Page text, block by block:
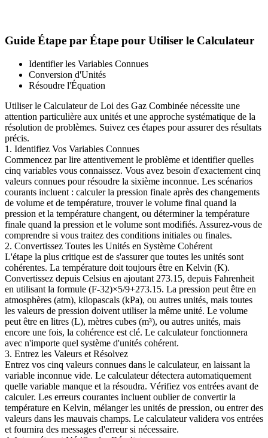
Guide Étape par Étape pour Utiliser le Calculateur
Identifier les Variables Connues
Conversion d'Unités
Résoudre l'Équation
Utiliser le Calculateur de Loi des Gaz Combinée nécessite une
attention particulière aux unités et une approche systématique de la
résolution de problèmes. Suivez ces étapes pour assurer des résultats
précis.
1. Identifiez Vos Variables Connues
Commencez par lire attentivement le problème et identifier quelles
cinq variables vous connaissez. Vous avez besoin d'exactement cinq
valeurs connues pour résoudre la sixième inconnue. Les scénarios
courants incluent : calculer la pression finale après des changements
de volume et de température, trouver le volume final quand la
pression et la température changent, ou déterminer la température
finale quand la pression et le volume sont modifiés. Assurez-vous de
comprendre si vous traitez des conditions initiales ou finales.
2. Convertissez Toutes les Unités en Système Cohérent
L'étape la plus critique est de s'assurer que toutes les unités sont
cohérentes. La température doit toujours être en Kelvin (K).
Convertissez depuis Celsius en ajoutant 273.15, depuis Fahrenheit
en utilisant la formule (F-32)×5/9+273.15. La pression peut être en
atmosphères (atm), kilopascals (kPa), ou autres unités, mais toutes
les valeurs de pression doivent utiliser la même unité. Le volume
peut être en litres (L), mètres cubes (m³), ou autres unités, mais
encore une fois, la cohérence est clé. Le calculateur fonctionnera
avec n'importe quel système d'unités cohérent.
3. Entrez les Valeurs et Résolvez
Entrez vos cinq valeurs connues dans le calculateur, en laissant la
variable inconnue vide. Le calculateur détectera automatiquement
quelle variable manque et la résoudra. Vérifiez vos entrées avant de
calculer. Les erreurs courantes incluent oublier de convertir la
température en Kelvin, mélanger les unités de pression, ou entrer des
valeurs dans les mauvais champs. Le calculateur validera vos entrées
et fournira des messages d'erreur si nécessaire.